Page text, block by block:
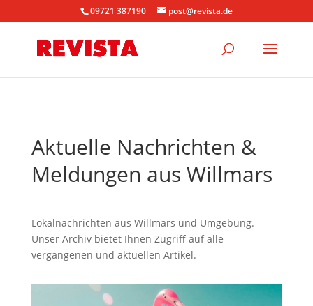
09721 387190 post@revista.de
Aktuelle Nachrichten &
Meldungen aus Willmars
Lokalnachrichten aus Willmars und Umgebung.
Unser Archiv bietet Ihnen Zugriff auf alle
vergangenen und aktuellen Artikel.